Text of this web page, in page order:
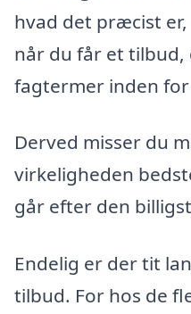
hvad det præcist
når du får et tilbud,
fagtermer inden
Derved misser du
virkeligheden
går efter den
Endelig er der tit
tilbud. For hos de